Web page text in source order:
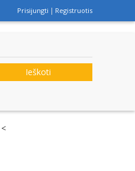
Prisijungti Registruotis
Ieškoti
<